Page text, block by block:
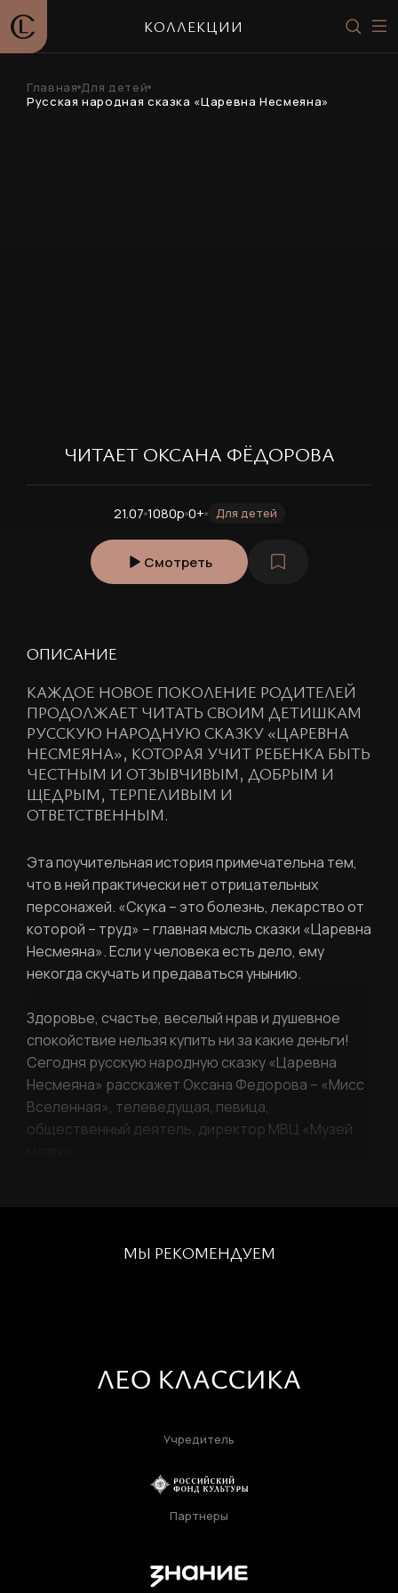
КОЛЛЕКЦИИ
Главная Для детей
Русская народная сказка «Царевна Несмеяна»
ЧИТАЕТ ОКСАНА ФЁДОРОВА
21.07 1080p 0+ Для детей
Смотреть
ОПИСАНИЕ
КАЖДОЕ НОВОЕ ПОКОЛЕНИЕ РОДИТЕЛЕЙ
ПРОДОЛЖАЕТ ЧИТАТЬ СВОИМ ДЕТИШКАМ
РУССКУЮ НАРОДНУЮ СКАЗКУ «ЦАРЕВНА
НЕСМЕЯНА», КОТОРАЯ УЧИТ РЕБЕНКА БЫТЬ
ЧЕСТНЫМ И ОТЗЫВЧИВЫМ, ДОБРЫМ И
ЩЕДРЫМ, ТЕРПЕЛИВЫМ И
ОТВЕТСТВЕННЫМ.
Эта поучительная история примечательна тем,
что в ней практически нет отрицательных
персонажей. «Скука – это болезнь, лекарство от
которой – труд» – главная мысль сказки «Царевна
Несмеяна». Если у человека есть дело, ему
некогда скучать и предаваться унынию.
Здоровье, счастье, веселый нрав и душевное
спокойствие нельзя купить ни за какие деньги!
Сегодня русскую народную сказку «Царевна
Несмеяна» расскажет Оксана Федорова – «Мисс
Вселенная», телеведущая, певица,
общественный деятель, директор МВЦ «Музей
МЫ РЕКОМЕНДУЕМ
Учредитель
Партнеры
ЛИЧНЫЙ КАБИНЕТ
Войти
Забыли пароль?
РЕГИСТРАЦИЯ
Фамилия
соглашаетесь справилами обработки